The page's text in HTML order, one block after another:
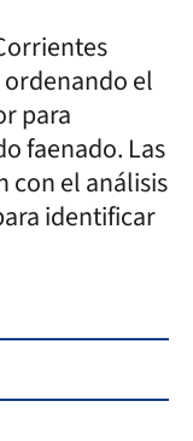
el
para
faenado. Las
con el análisis
identificar